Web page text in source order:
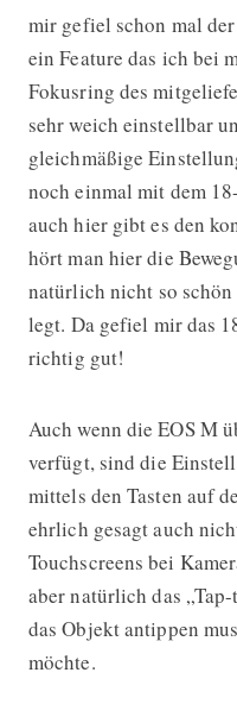
mir gefiel schon mal
ein Feature das ich bei
Fokusring des
sehr weich einstellbar
gleichmäßige
noch einmal mit dem
auch hier gibt es den
hört man hier die
natürlich nicht so schön
legt. Da gefiel mir das
richtig gut!
Auch wenn die EOS M
verfügt, sind die
mittels den Tasten auf
ehrlich gesagt auch
Touchscreens bei
aber natürlich das
das Objekt antippen
möchte.